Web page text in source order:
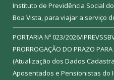
Instituto de Previdência Social
Boa Vista, para viajar a serviço
PORTARIA Nº 023/2026/
PRORROGAÇÃO DO PRAZO
(Atualização dos Dados
Aposentados e Pensionistas do